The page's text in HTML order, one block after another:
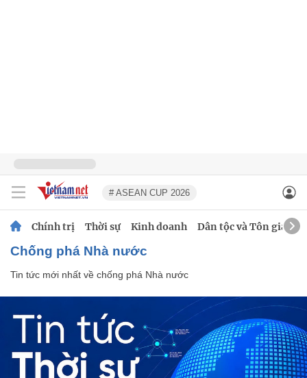
# ASEAN CUP 2026
Chính trị Thời sự Kinh doanh Dân tộc và Tôn giáo
chống phá Nhà nước
Tin tức mới nhất về chống phá Nhà nước